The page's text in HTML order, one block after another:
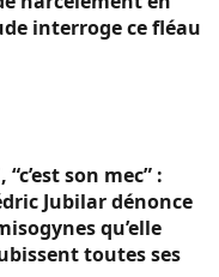
interroge ce fléau
son mec” :
Jubilar dénonce
qu’elle
toutes ses